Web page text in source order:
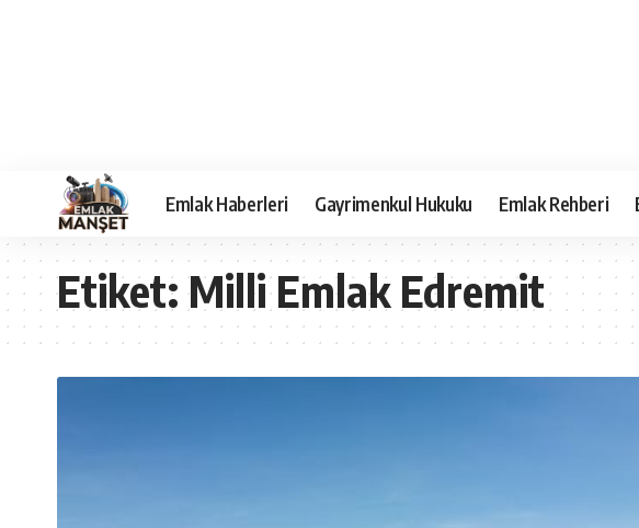
Emlak Haberleri Gayrimenkul Hukuku Emlak Rehberi
Etiket:Milli Emlak Edremit